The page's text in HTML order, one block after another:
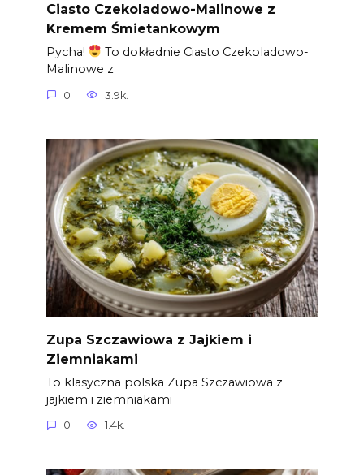
Ciasto Czekoladowo-Malinowe z
Kremem Śmietankowym
Pycha!
To dokładnie Ciasto Czekoladowo-
Malinowe z
0 3.9k.
Zupa Szczawiowa z Jajkiem i
Ziemniakami
To klasyczna polska Zupa Szczawiowa z
jajkiem i ziemniakami
0 1.4k.